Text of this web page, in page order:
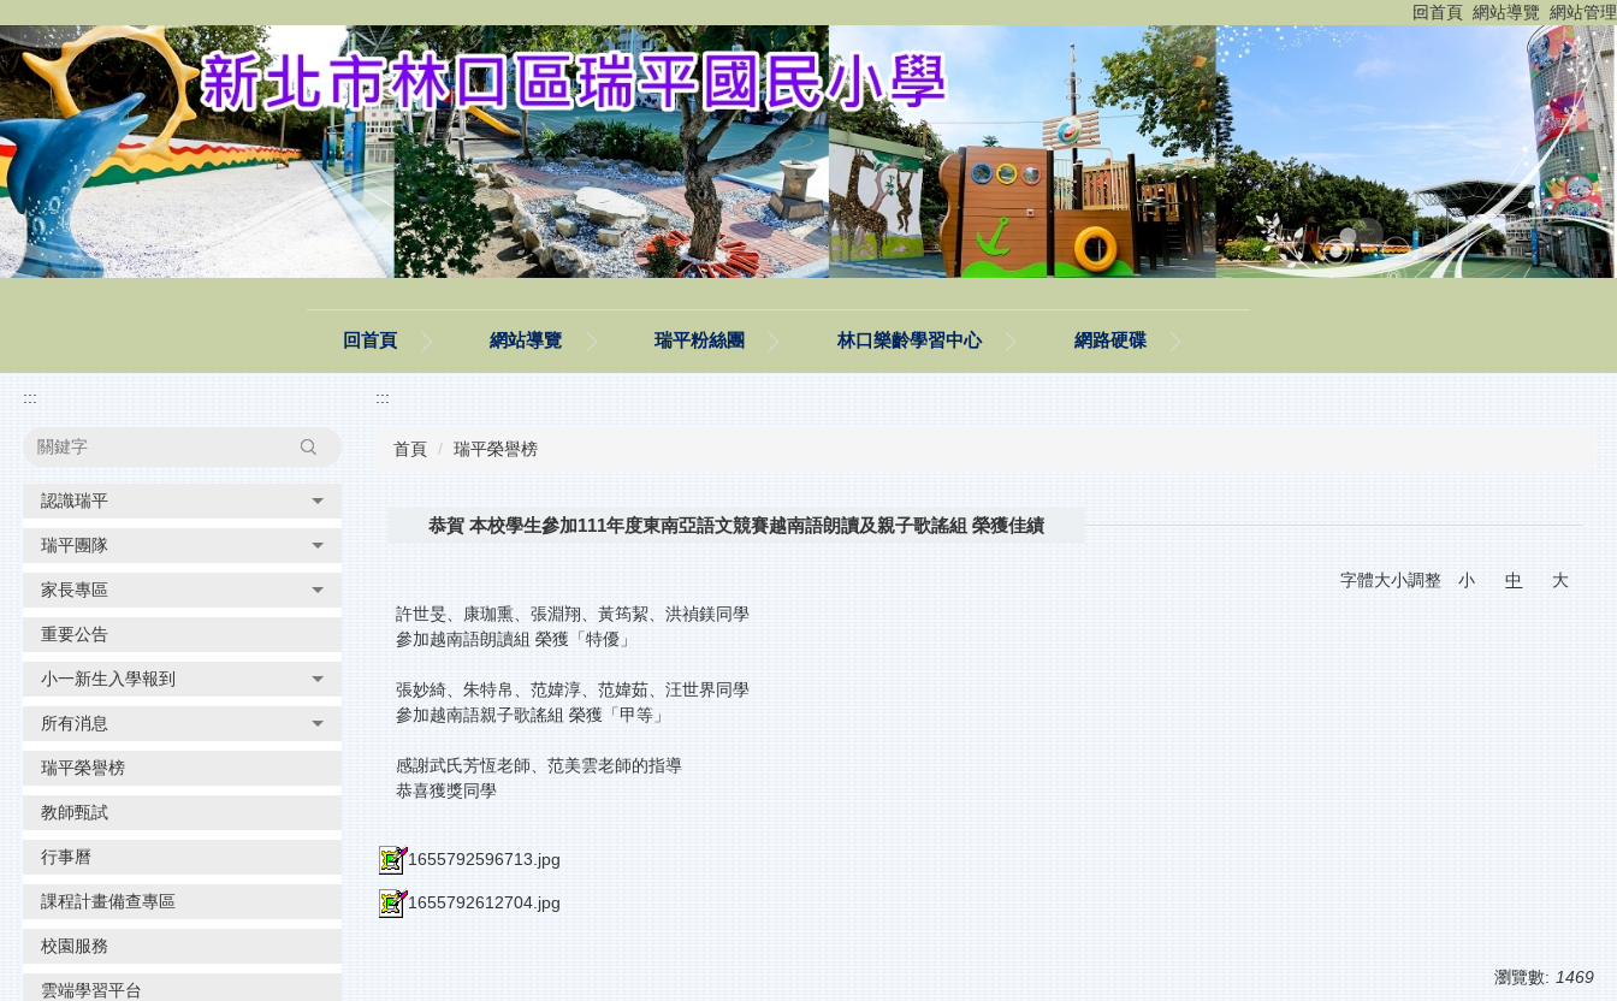
到
主
要
內
容
區
塊
:::
回首頁 網站導覽 網站管理
回首頁 網站導覽 瑞平粉絲團 林口樂齡學習中心 網路硬碟
:::
搜尋
認識瑞平
瑞平團隊
家長專區
重要公告
小一新生入學報到
所有消息
瑞平榮譽榜
教師甄試
行事曆
課程計畫備查專區
校園服務
雲端學習平台
:::
首頁 瑞平榮譽榜
恭賀 本校學生參加111年度東南亞語文競賽越南語朗讀及親子歌謠組 榮獲佳績
字體大小調整 小 中
大
許世旻、康珈熏、張淵翔、黃筠絜、洪禎鎂同學
參加越南語朗讀組 榮獲「特優」
張妙綺、朱特帛、范媁淳、范媁茹、汪世界同學
參加越南語親子歌謠組 榮獲「甲等」
感謝武氏芳恆老師、范美雲老師的指導
恭喜獲獎同學
1655792596713.jpg
1655792612704.jpg
瀏覽數: 1469